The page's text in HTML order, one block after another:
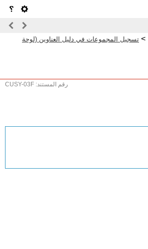
> تسجيل المجموعات في دليل العناوين (لوحة
رقم المستند: CUSY-03F